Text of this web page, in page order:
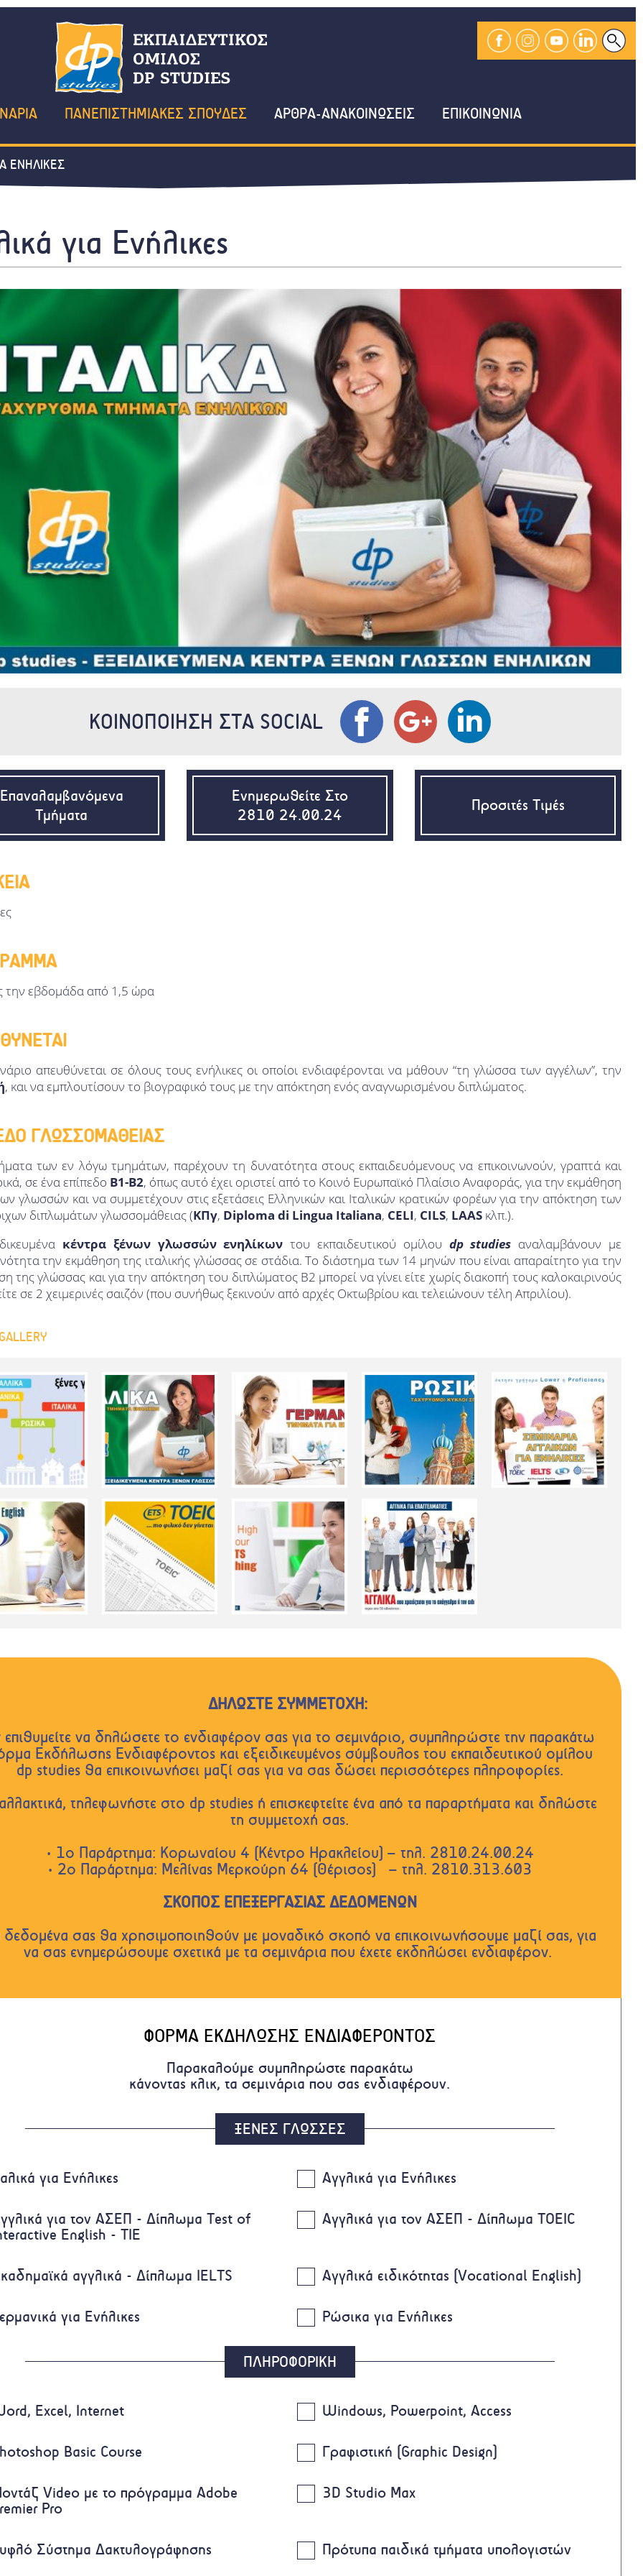
ΠΑΝΕΠΙΣΤΗΜΙΑΚΕΣ ΣΠΟΥΔΕΣ ΑΡΘΡΑ-ΑΝΑΚΟΙΝΩΣΕΙΣ ΕΠΙΚΟΙΝΩΝΙΑ
ΕΝΗΛΙΚΕΣ
για Ενήλικες
ΚΟΙΝΟΠΟΙΗΣΗ ΣΤΑ SOCIAL
Επαναλαμβανόμενα
Τμήματα
Ενημερωθείτε Στο
2810 24.00.24
Προσιτές Τιμές
την εβδομάδα από 1,5 ώρα
απευθύνεται σε όλους τους ενήλικες οι οποίοι ενδιαφέρονται να μάθουν “τη γλώσσα των αγγέλων”, την
, και να εμπλουτίσουν το βιογραφικό τους με την απόκτηση ενός αναγνωρισμένου διπλώματος.
ΓΛΩΣΣΟΜΑΘΕΙΑΣ
των εν λόγω τμημάτων, παρέχουν τη δυνατότητα στους εκπαιδευόμενους να επικοινωνούν, γραπτά και
σε ένα επίπεδο Β1-Β2, όπως αυτό έχει οριστεί από το Κοινό Ευρωπαϊκό Πλαίσιο Αναφοράς, για την εκμάθηση
γλωσσών και να συμμετέχουν στις εξετάσεις Ελληνικών και Ιταλικών κρατικών φορέων για την απόκτηση των
διπλωμάτων γλωσσομάθειας (ΚΠγ, Diploma di Lingua Italiana, CELI, CILS, LAASκλπ.).
κέντρα ξένων γλωσσών ενηλίκων του εκπαιδευτικού ομίλου dp studies αναλαμβάνουν με
την εκμάθηση της ιταλικής γλώσσας σε στάδια. Το διάστημα των 14 μηνών που είναι απαραίτητο για την
της γλώσσας και για την απόκτηση του διπλώματος Β2 μπορεί να γίνει είτε χωρίς διακοπή τους καλοκαιρινούς
σε 2 χειμερινές σαιζόν (που συνήθως ξεκινούν από αρχές Οκτωβρίου και τελειώνουν τέλη Απριλίου).
ΔΗΛΩΣΤΕ ΣΥΜΜΕΤΟΧΗ:
να δηλώσετε το ενδιαφέρον σας για το σεμινάριο, συμπληρώστε την παρακάτω
Εκδήλωσης Ενδιαφέροντος και εξειδικευμένος σύμβουλος του εκπαιδευτικού ομίλου
dp studies θα επικοινωνήσει μαζί σας για να σας δώσει περισσότερες πληροφορίες.
τηλεφωνήστε στο dp studies ή επισκεφτείτε ένα από τα παραρτήματα και δηλώστε
τη συμμετοχή σας.
• 1ο Παράρτημα: Κορωναίου 4 (Κέντρο Ηρακλείου) – τηλ. 2810.24.00.24
• 2ο Παράρτημα: Μελίνας Μερκούρη 64 (Θέρισος) – τηλ. 2810.313.603
ΣΚΟΠΟΣ ΕΠΕΞΕΡΓΑΣΙΑΣ ΔΕΔΟΜΕΝΩΝ
σας θα χρησιμοποιηθούν με μοναδικό σκοπό να επικοινωνήσουμε μαζί σας, για
να σας ενημερώσουμε σχετικά με τα σεμινάρια που έχετε εκδηλώσει ενδιαφέρον.
ΦΟΡΜΑ ΕΚΔΗΛΩΣΗΣ ΕΝΔΙΑΦΕΡΟΝΤΟΣ
Παρακαλούμε συμπληρώστε παρακάτω
κάνοντας κλικ, τα σεμινάρια που σας ενδιαφέρουν.
ΞΕΝΕΣ ΓΛΩΣΣΕΣ
για Ενήλικες Αγγλικά για Ενήλικες
για τον ΑΣΕΠ - Δίπλωμα Test of
English - TIE
Αγγλικά για τον ΑΣΕΠ - Δίπλωμα TOEIC
αγγλικά - Δίπλωμα IELTS Αγγλικά ειδικότητας (Vocational English)
για Ενήλικες Ρώσικα για Ενήλικες
ΠΛΗΡΟΦΟΡΙΚΗ
Excel, Internet Windows, Powerpoint, Access
Basic Course Γραφιστική (Graphic Design)
Video με το πρόγραμμα Adobe
Pro
3D Studio Max
Σύστημα Δακτυλογράφησης Πρότυπα παιδικά τμήματα υπολογιστών